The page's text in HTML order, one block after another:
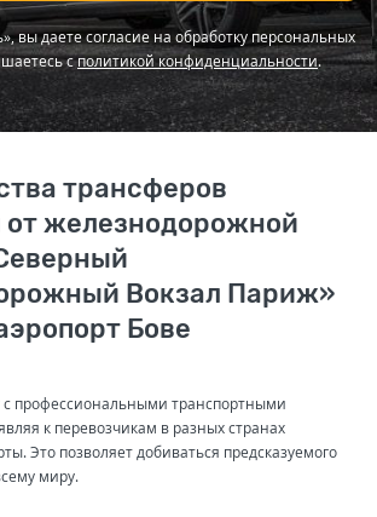
вы даете согласие на обработку персональных
сполитикой конфиденциальности.
трансферов
от железнодорожной
Вокзал Париж»
Бове
с профессиональными транспортными
к перевозчикам в разных странах
Это позволяет добиваться предсказуемого
миру.